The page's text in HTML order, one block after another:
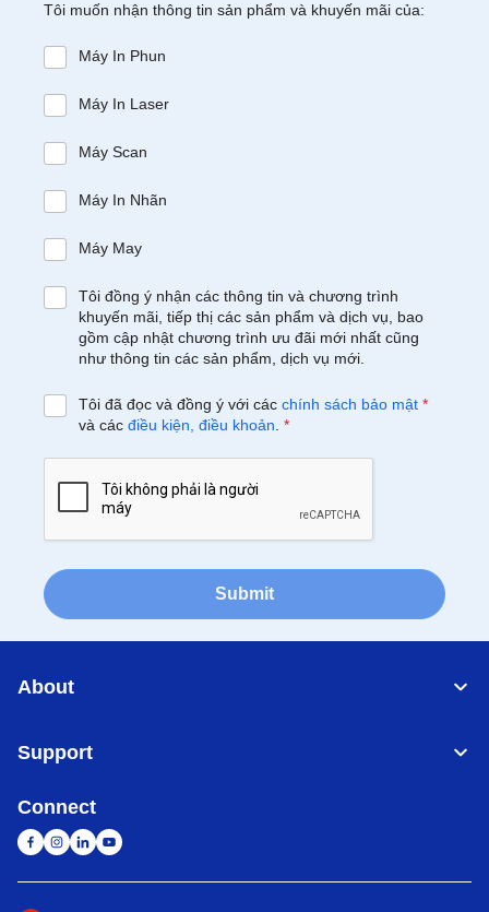
Tôi muốn nhận thông tin sản phẩm và khuyến mãi của:
Máy In Phun
Máy In Laser
Máy Scan
Máy In Nhãn
Máy May
Tôi đồng ý nhận các thông tin và chương trình
khuyến mãi, tiếp thị các sản phẩm và dịch vụ, bao
gồm cập nhật chương trình ưu đãi mới nhất cũng
như thông tin các sản phẩm, dịch vụ mới.
Tôi đã đọc và đồng ý với các chính sách bảo mật *
và các điều kiện, điều khoản *
Submit
About
Support
Connect